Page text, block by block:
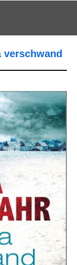
verschwand